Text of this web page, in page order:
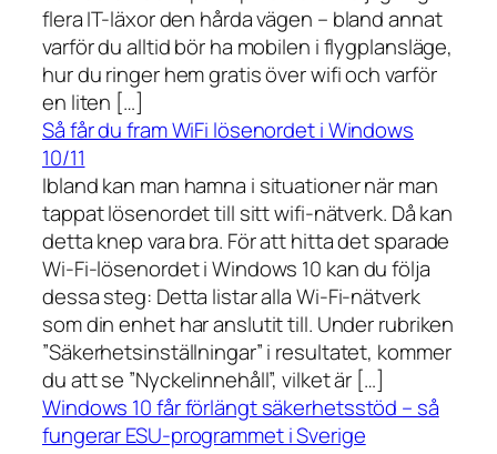
flera IT-läxor den hårda vägen – bland annat
varför du alltid bör ha mobilen i flygplansläge,
hur du ringer hem gratis över wifi och varför
en liten […]
Så får du fram WiFi lösenordet i Windows
10/11
Ibland kan man hamna i situationer när man
tappat lösenordet till sitt wifi-nätverk. Då kan
detta knep vara bra. För att hitta det sparade
Wi-Fi-lösenordet i Windows 10 kan du följa
dessa steg: Detta listar alla Wi-Fi-nätverk
som din enhet har anslutit till. Under rubriken
”Säkerhetsinställningar” i resultatet, kommer
du att se ”Nyckelinnehåll”, vilket är […]
Windows 10 får förlängt säkerhetsstöd – så
fungerar ESU-programmet i Sverige